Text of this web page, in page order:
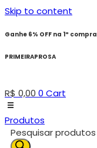
Skip to content
Ganhe 6% OFF na 1ª
PRIMEIRAPROSA
R$ 0,00 0 Cart
Produtos
Pesquisar produtos